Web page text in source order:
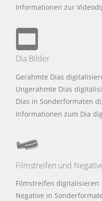
Informationen zur
Dia Bilder
Gerahmte Dias
Ungerahmte Dias
Dias in Sonderformaten
Informationen zum Dia
Filmstreifen und
Filmstreifen digitalisieren
Negative in